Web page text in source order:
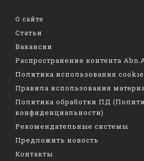
О сайте
Статьи
Вакансии
Распространение контента
Политика использования
Правила использования
Политика обработки ПД
конфиденциальности)
Рекомендательные системы
Предложить новость
Контакты